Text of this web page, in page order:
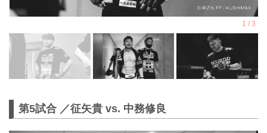
第5試合 ／征矢貴 vs. 中務修良